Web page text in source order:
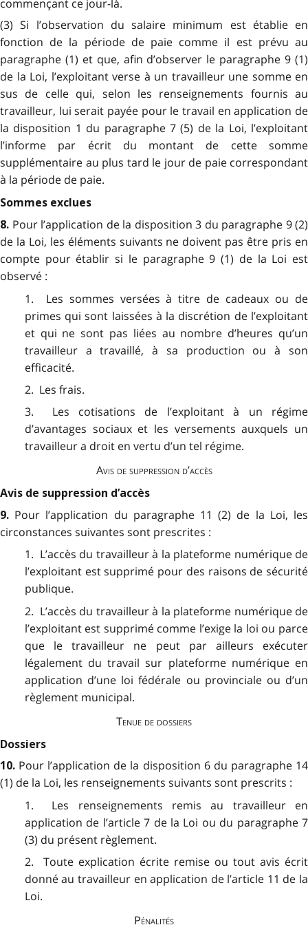
commençant ce jour-là.
(3) Si l’observation du salaire minimum est établie en
fonction de la période de paie comme il est prévu au
paragraphe (1) et que, afin d’observer le paragraphe 9 (1)
de la Loi, l’exploitant verse à un travailleur une somme en
sus de celle qui, selon les renseignements fournis au
travailleur, lui serait payée pour le travail en application de
la disposition 1 du paragraphe 7 (5) de la Loi, l’exploitant
l’informe par écrit du montant de cette somme
supplémentaire au plus tard le jour de paie correspondant
à la période de paie.
Sommes exclues
8. Pour l’application de la disposition 3 du paragraphe 9 (2)
de la Loi, les éléments suivants ne doivent pas être pris en
compte pour établir si le paragraphe 9 (1) de la Loi est
observé :
1. Les sommes versées à titre de cadeaux ou de
primes qui sont laissées à la discrétion de l’exploitant
et qui ne sont pas liées au nombre d’heures qu’un
travailleur a travaillé, à sa production ou à son
efficacité.
2. Les frais.
3. Les cotisations de l’exploitant à un régime
d’avantages sociaux et les versements auxquels un
travailleur a droit en vertu d’un tel régime.
Avis de suppression d’accès
Avis de suppression d’accès
9. Pour l’application du paragraphe 11 (2) de la Loi, les
circonstances suivantes sont prescrites :
1. L’accès du travailleur à la plateforme numérique de
l’exploitant est supprimé pour des raisons de sécurité
publique.
2. L’accès du travailleur à la plateforme numérique de
l’exploitant est supprimé comme l’exige la loi ou parce
que le travailleur ne peut par ailleurs exécuter
légalement du travail sur plateforme numérique en
application d’une loi fédérale ou provinciale ou d’un
règlement municipal.
Tenue de dossiers
Dossiers
10. Pour l’application de la disposition 6 du paragraphe 14
(1) de la Loi, les renseignements suivants sont prescrits :
1. Les renseignements remis au travailleur en
application de l’article 7 de la Loi ou du paragraphe 7
(3) du présent règlement.
2. Toute explication écrite remise ou tout avis écrit
donné au travailleur en application de l’article 11 de la
Loi.
Pénalités